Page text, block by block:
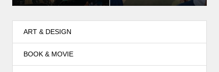
ART & DESIGN
BOOK & MOVIE